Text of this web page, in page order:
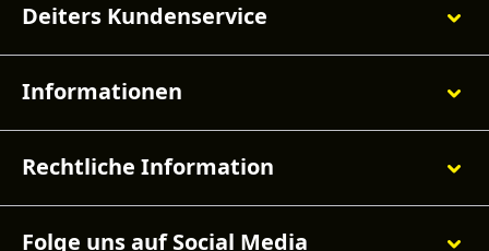
Deiters Kundenservice
Informationen
Rechtliche Information
Folge uns auf Social Media